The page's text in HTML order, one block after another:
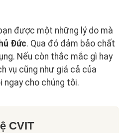
được một những lý do mà
Đức. Qua đó đảm bảo chất
Nếu còn thắc mắc gì hay
vụ cũng như giá cả của
ngay cho chúng tôi.
CVIT